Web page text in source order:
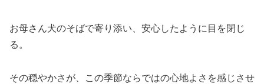
お母さん犬のそばで寄り添い、安心したように目を閉じ
る。
その穏やかさが、この季節ならではの心地よさを感じさせ